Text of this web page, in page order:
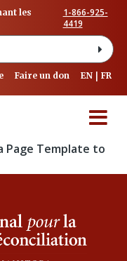
les
1-866-925-
4419
Faire un don EN FR
Page Template to